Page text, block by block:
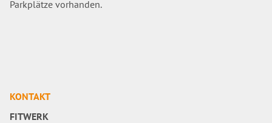
Parkplätze vorhanden.
KONTAKT
FITWERK